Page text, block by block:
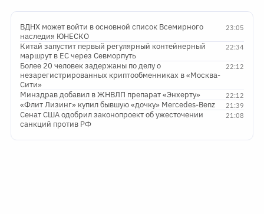
23:05
ВДНХ может войти в основной список Всемирного
наследия ЮНЕСКО
22:34
Китай запустит первый регулярный контейнерный
маршрут в ЕС через Севморпуть
22:12
Более 20 человек задержаны по делу о
незарегистрированных криптообменниках в «Москва-
Сити»
22:12
Минздрав добавил в ЖНВЛП препарат «Энхерту»
21:39
«Флит Лизинг» купил бывшую «дочку» Mercedes-Benz
21:08
Сенат США одобрил законопроект об ужесточении
санкций против РФ